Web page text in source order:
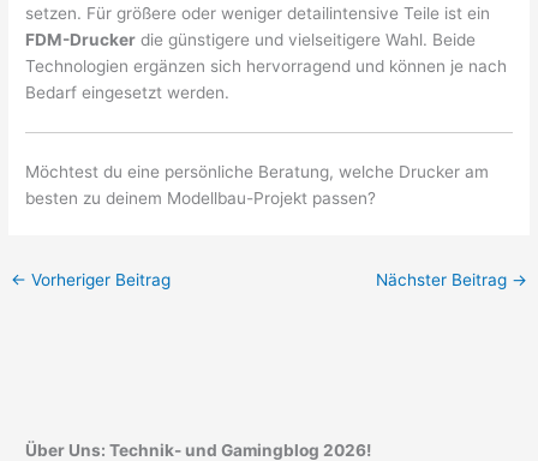
setzen. Für größere oder weniger detailintensive Teile ist ein
FDM-Drucker die günstigere und vielseitigere Wahl. Beide
Technologien ergänzen sich hervorragend und können je nach
Bedarf eingesetzt werden.
Möchtest du eine persönliche Beratung, welche Drucker am
besten zu deinem Modellbau-Projekt passen?
← Vorheriger Beitrag Nächster Beitrag →
Über Uns: Technik- und Gamingblog 2026!